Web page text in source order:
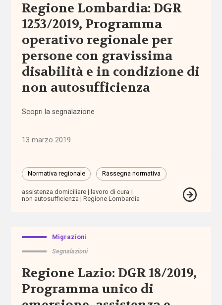
amministratore
di sostegno
condivisa
Anac
anagrafe
Anci
appalti
aspettativa
Assegno
Regione Lombardia: DGR
1253/2019, Programma
operativo regionale per
persone con gravissima
disabilità e in condizione di
non autosufficienza
Scopri la segnalazione
13 marzo 2019
Normativa regionale Rassegna normativa
assistenza domiciliare
lavoro di cura
non autosufficienza
Regione Lombardia
Migrazioni
Segnalazioni
Regione Lazio: DGR 18/2019,
Programma unico di